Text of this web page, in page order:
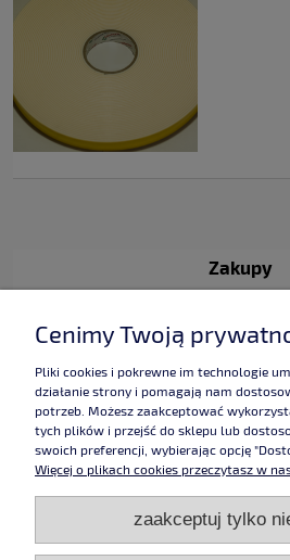
Zakupy
Moje konto
Informacje
Użytkowanie sklepu oznacza zgodę na
Szczegółowe informacje w
Cenimy Twoją
Pliki cookies i pokrewne im technologie
działanie strony i pomagają nam
potrzeb. Możesz zaakceptować
tych plików i przejść do sklepu lub
swoich preferencji, wybierając opcję
Więcej o plikach cookies przeczytasz w
zaakceptuj tylko